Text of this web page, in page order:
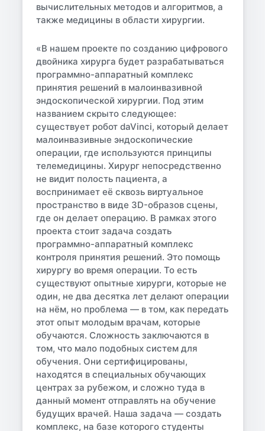
вычислительных методов и алгоритмов, а
также медицины в области хирургии.
«В нашем проекте по созданию цифрового
двойника хирурга будет разрабатываться
программно-аппаратный комплекс
принятия решений в малоинвазивной
эндоскопической хирургии. Под этим
названием скрыто следующее:
существует робот daVinci, который делает
малоинвазивные эндоскопические
операции, где используются принципы
телемедицины. Хирург непосредственно
не видит полость пациента, а
воспринимает её сквозь виртуальное
пространство в виде 3D-образов сцены,
где он делает операцию. В рамках этого
проекта стоит задача создать
программно-аппаратный комплекс
контроля принятия решений. Это помощь
хирургу во время операции. То есть
существуют опытные хирурги, которые не
один, не два десятка лет делают операции
на нём, но проблема — в том, как передать
этот опыт молодым врачам, которые
обучаются. Сложность заключаются в
том, что мало подобных систем для
обучения. Они сертифицированы,
находятся в специальных обучающих
центрах за рубежом, и сложно туда в
данный момент отправлять на обучение
будущих врачей. Наша задача — создать
комплекс, на базе которого студенты